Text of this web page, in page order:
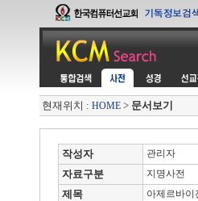
현재위치 : HOME > 문서보기
작성자 관리자
자료구분
지명사전
제목
아제르바이